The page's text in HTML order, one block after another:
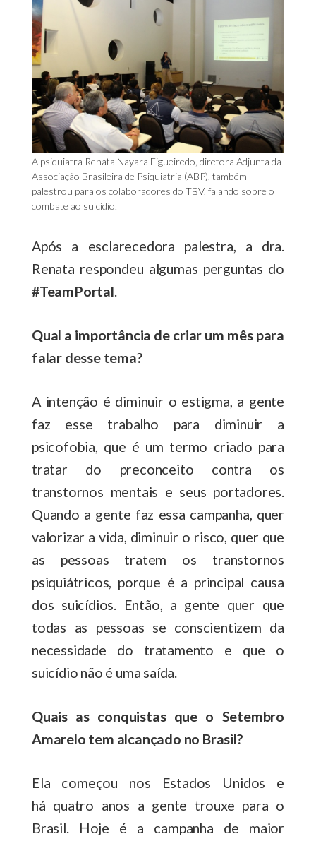
A psiquiatra Renata Nayara Figueiredo, diretora Adjunta da
Associação Brasileira de Psiquiatria (ABP), também
palestrou para os colaboradores do TBV, falando sobre o
combate ao suicídio.
Após a esclarecedora palestra, a dra.
Renata respondeu algumas perguntas do
#TeamPortal
Qual a importância de criar um mês para
falar desse tema?
A intenção é diminuir o estigma, a gente
faz esse trabalho para diminuir a
psicofobia, que é um termo criado para
tratar do preconceito contra os
transtornos mentais e seus portadores.
Quando a gente faz essa campanha, quer
valorizar a vida, diminuir o risco, quer que
as pessoas tratem os transtornos
psiquiátricos, porque é a principal causa
dos suicídios. Então, a gente quer que
todas as pessoas se conscientizem da
necessidade do tratamento e que o
suicídio não é uma saída.
Quais as conquistas que o Setembro
Amarelo tem alcançado no Brasil?
Ela começou nos Estados Unidos e
há quatro anos a gente trouxe para o
Brasil. Hoje é a campanha de maior